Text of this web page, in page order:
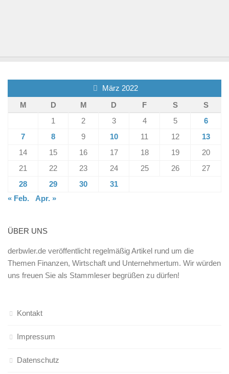
März 2022
M
D M D F S
S
1
2 3 4 5
6
7
8 9 10 11 12
13
14
15 16 17 18 19
20
21
22 23 24 25 26
27
28
29 30
31
« Feb.
Apr. »
ÜBER UNS
derbwler.de veröffentlicht regelmäßig Artikel rund um die
Themen Finanzen, Wirtschaft und Unternehmertum. Wir würden
uns freuen Sie als Stammleser begrüßen zu dürfen!
Kontakt
Impressum
Datenschutz